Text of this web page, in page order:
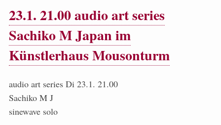
23.1. 21.00 audio art series
Sachiko M Japan im
Künstlerhaus Mousonturm
audio art series Di 23.1. 21.00
Sachiko M J
sinewave solo